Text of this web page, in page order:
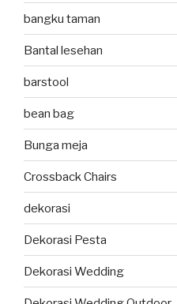
bangku taman
Bantal lesehan
barstool
bean bag
Bunga meja
Crossback Chairs
dekorasi
Dekorasi Pesta
Dekorasi Wedding